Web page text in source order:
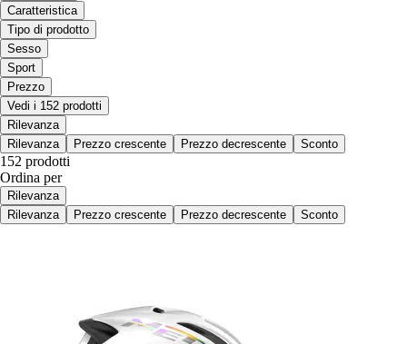
Caratteristica
Tipo di prodotto
Sesso
Sport
Prezzo
Vedi i 152 prodotti
Rilevanza
Rilevanza
Prezzo crescente Prezzo decrescente Sconto
152 prodotti
Ordina per
Rilevanza
Rilevanza
Prezzo crescente Prezzo decrescente Sconto